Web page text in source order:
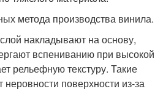
метода производства винила.
накладывают на основу,
вспениванию при высокой
рельефную текстуру. Такие
поверхности из-за